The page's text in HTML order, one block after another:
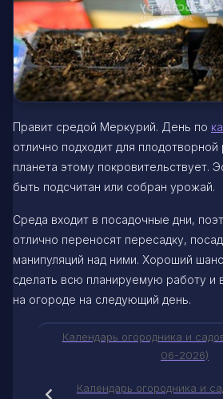
Правит средой Меркурий. День по
отлично подходит для
планета этому покровительствует.
быть подсчитан или собран урожай.
Среда входит в посадочные дни,
отлично переносят пересадку,
манипуляций над ними. Хороший
сделать всю планируемую работу и
на огороде на следующий день.
Календарь огородника и
06-2026)
Календарь огородника и